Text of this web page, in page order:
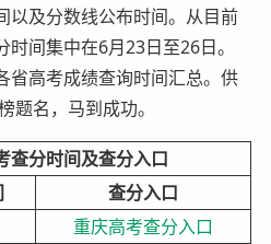
以及分数线公布时间。从目前
间集中在6月23日至26日。
省高考成绩查询时间汇总。供
题名，马到成功。
查分时间及查分入口
查分入口
重庆高考查分入口